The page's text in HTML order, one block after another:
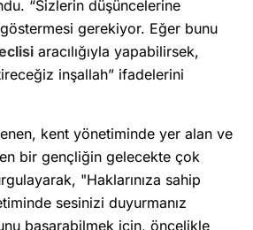
“Sizlerin düşüncelerine
gerekiyor. Eğer bunu
aracılığıyla yapabilirsek,
inşallah” ifadelerini
kent yönetiminde yer alan ve
bir gençliğin gelecekte çok
"Haklarınıza sahip
sesinizi duyurmanız
başarabilmek için, öncelikle